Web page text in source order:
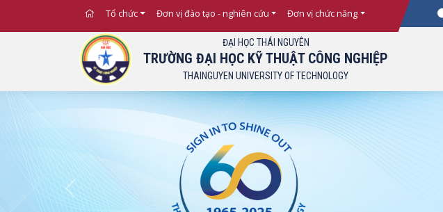
Tổ chức Đơn vị đào tạo - nghiên cứu Đơn vị chức năng
ĐẠI HỌC THÁI NGUYÊN
TRƯỜNG ĐẠI HỌC KỸ THUẬT CÔNG NGHIỆP
THAINGUYEN UNIVERSITY OF TECHNOLOGY
Previous